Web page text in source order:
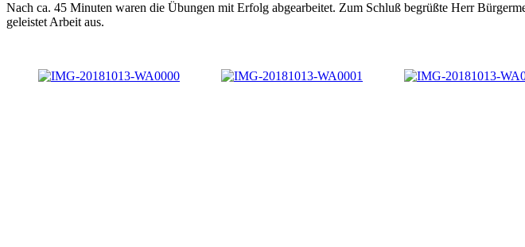
Nach ca. 45 Minuten waren die Übungen mit Erfolg abgearbeitet. Zum Schluß begrüßte Herr
geleistet Arbeit aus.